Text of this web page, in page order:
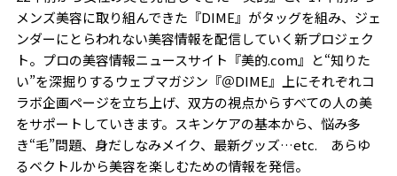
メンズ美容に取り組んできた『DIME』がタッグを組み、ジェ
ンダーにとらわれない美容情報を配信していく新プロジェク
ト。プロの美容情報ニュースサイト『美的.com』と“知りた
い”を深掘りするウェブマガジン『＠DIME』上にそれぞれコ
ラボ企画ページを立ち上げ、双方の視点からすべての人の美
をサポートしていきます。スキンケアの基本から、悩み多
き“毛”問題、身だしなみメイク、最新グッズ…etc. あらゆ
るベクトルから美容を楽しむための情報を発信。